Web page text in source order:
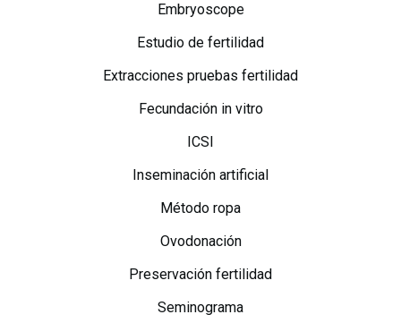
Embryoscope
Estudio de fertilidad
Extracciones pruebas fertilidad
Fecundación in vitro
ICSI
Inseminación artificial
Método ropa
Ovodonación
Preservación fertilidad
Seminograma